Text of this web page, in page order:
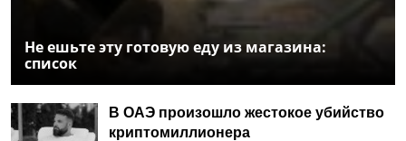
Не ешьте эту готовую еду из магазина:
список
В ОАЭ произошло жестокое убийство
криптомиллионера